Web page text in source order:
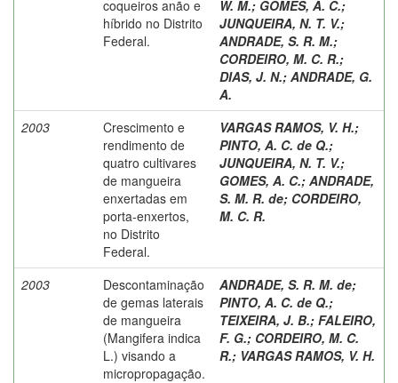
coqueiros anão e
híbrido no Distrito
Federal.
W. M.; GOMES, A. C.;
JUNQUEIRA, N. T. V.;
ANDRADE, S. R. M.;
CORDEIRO, M. C. R.;
DIAS, J. N.; ANDRADE, G.
A.
2003
Crescimento e
rendimento de
quatro cultivares
de mangueira
enxertadas em
porta-enxertos,
no Distrito
Federal.
VARGAS RAMOS, V. H.;
PINTO, A. C. de Q.;
JUNQUEIRA, N. T. V.;
GOMES, A. C.; ANDRADE,
S. M. R. de; CORDEIRO,
M. C. R.
2003
Descontaminação
de gemas laterais
de mangueira
(Mangifera indica
L.) visando a
micropropagação.
ANDRADE, S. R. M. de;
PINTO, A. C. de Q.;
TEIXEIRA, J. B.; FALEIRO,
F. G.; CORDEIRO, M. C.
R.; VARGAS RAMOS, V. H.